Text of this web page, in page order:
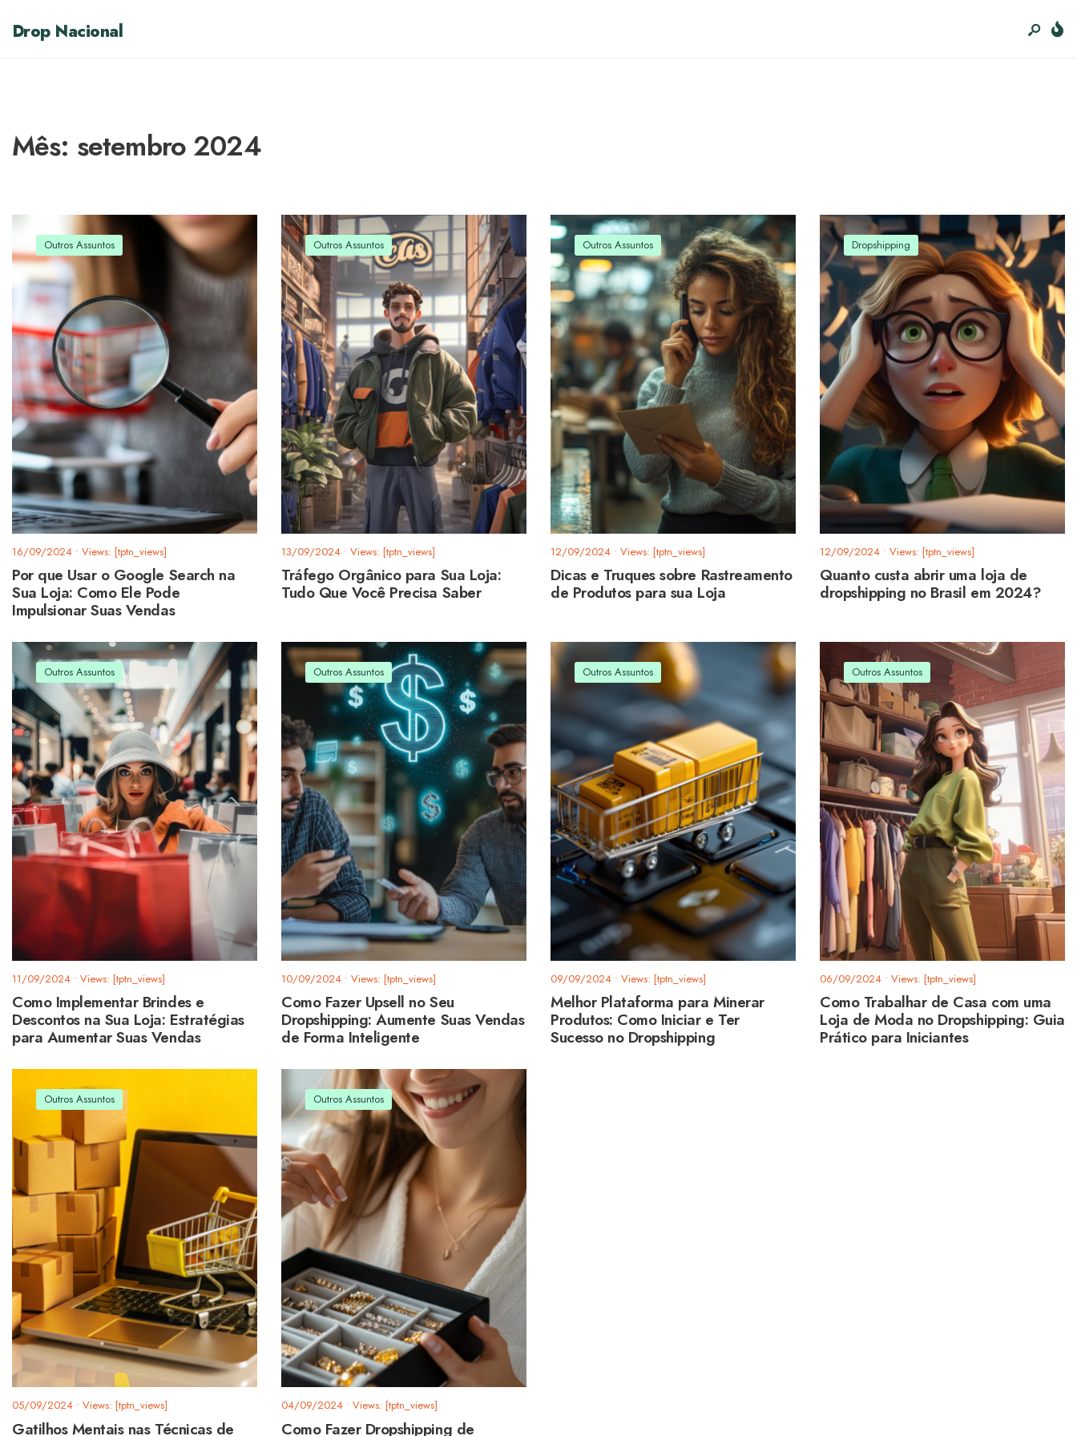
Drop Nacional
Mês: setembro 2024
Outros Assuntos
16/09/2024 • Views: [tptn_views]
Por que Usar o Google Search na
Sua Loja: Como Ele Pode
Impulsionar Suas Vendas
Outros Assuntos
13/09/2024 • Views: [tptn_views]
Tráfego Orgânico para Sua Loja:
Tudo Que Você Precisa Saber
Outros Assuntos
12/09/2024 • Views: [tptn_views]
Dicas e Truques sobre Rastreamento
de Produtos para sua Loja
Dropshipping
12/09/2024 • Views: [tptn_views]
Quanto custa abrir uma loja de
dropshipping no Brasil em 2024?
Outros Assuntos
11/09/2024 • Views: [tptn_views]
Como Implementar Brindes e
Descontos na Sua Loja: Estratégias
para Aumentar Suas Vendas
Outros Assuntos
10/09/2024 • Views: [tptn_views]
Como Fazer Upsell no Seu
Dropshipping: Aumente Suas Vendas
de Forma Inteligente
Outros Assuntos
09/09/2024 • Views: [tptn_views]
Melhor Plataforma para Minerar
Produtos: Como Iniciar e Ter
Sucesso no Dropshipping
Outros Assuntos
06/09/2024 • Views: [tptn_views]
Como Trabalhar de Casa com uma
Loja de Moda no Dropshipping: Guia
Prático para Iniciantes
Outros Assuntos
05/09/2024 • Views: [tptn_views]
Gatilhos Mentais nas Técnicas de
Outros Assuntos
04/09/2024 • Views: [tptn_views]
Como Fazer Dropshipping de